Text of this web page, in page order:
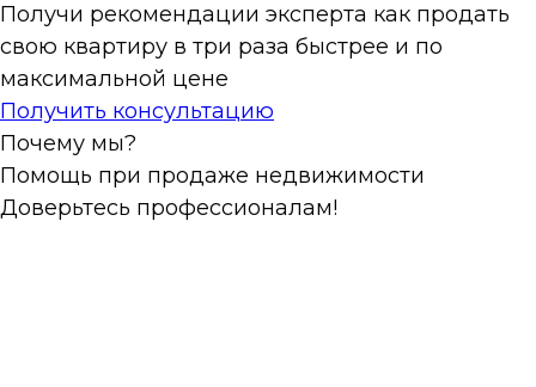
Получи рекомендации эксперта как продать
свою квартиру в три раза быстрее и по
максимальной цене
Получить консультацию
Почему мы?
Помощь при продаже недвижимости
Доверьтесь профессионалам!